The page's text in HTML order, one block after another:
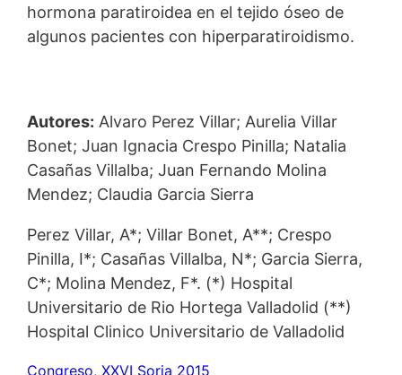
hormona paratiroidea en el tejido óseo de
algunos pacientes con hiperparatiroidismo.
Autores: Alvaro Perez Villar; Aurelia Villar
Bonet; Juan Ignacia Crespo Pinilla; Natalia
Casañas Villalba; Juan Fernando Molina
Mendez; Claudia Garcia Sierra
Perez Villar, A*; Villar Bonet, A**; Crespo
Pinilla, I*; Casañas Villalba, N*; Garcia Sierra,
C*; Molina Mendez, F*. (*) Hospital
Universitario de Rio Hortega Valladolid (**)
Hospital Clinico Universitario de Valladolid
Congreso, XXVI Soria 2015